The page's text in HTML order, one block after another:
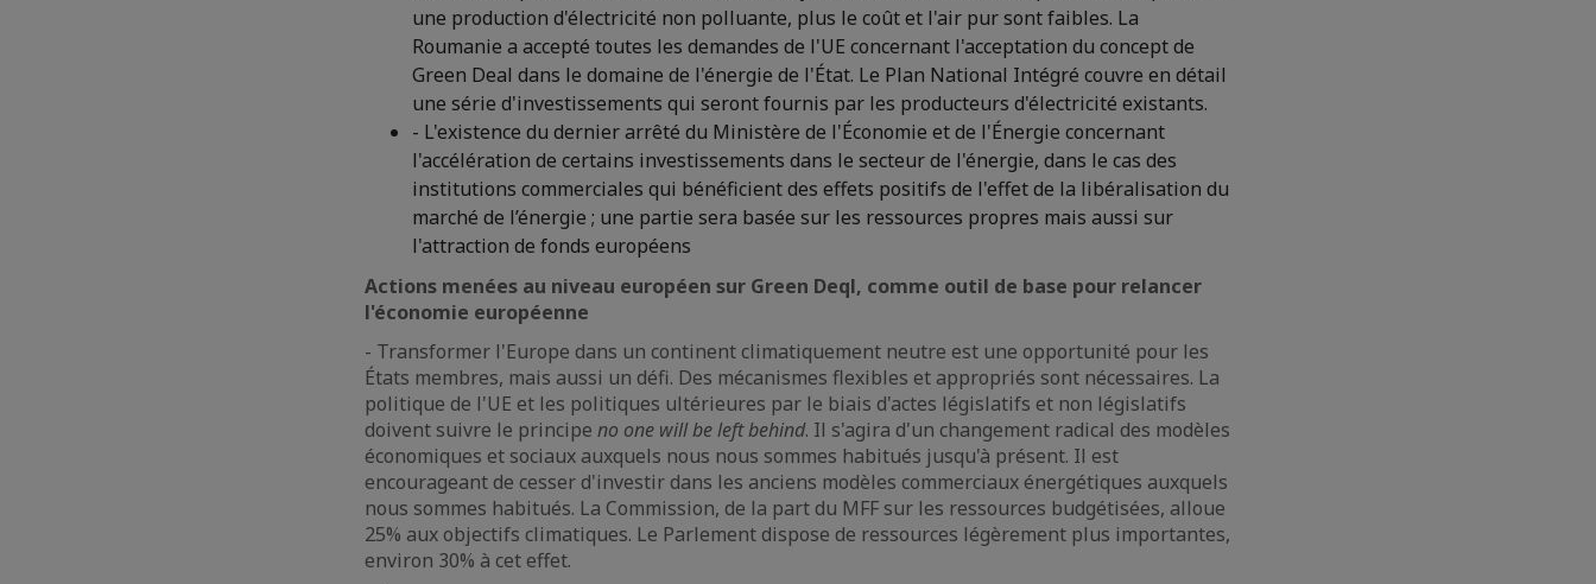
une production d'électricité non polluante, plus le coût et l'air pur sont faibles. La
Roumanie a accepté toutes les demandes de l'UE concernant l'acceptation du concept de
Green Deal dans le domaine de l'énergie de l'État. Le Plan National Intégré couvre en détail
une série d'investissements qui seront fournis par les producteurs d'électricité existants.
- L'existence du dernier arrêté du Ministère de l'Économie et de l'Énergie concernant
l'accélération de certains investissements dans le secteur de l'énergie, dans le cas des
institutions commerciales qui bénéficient des effets positifs de l'effet de la libéralisation du
marché de l’énergie ; une partie sera basée sur les ressources propres mais aussi sur
l'attraction de fonds européens
Actions menées au niveau européen sur Green Deql, comme outil de base pour relancer
l'économie européenne
- Transformer l'Europe dans un continent climatiquement neutre est une opportunité pour les
États membres, mais aussi un défi. Des mécanismes flexibles et appropriés sont nécessaires. La
politique de l'UE et les politiques ultérieures par le biais d'actes législatifs et non législatifs
doivent suivre le principe no one will be left behind. Il s'agira d'un changement radical des modèles
économiques et sociaux auxquels nous nous sommes habitués jusqu'à présent. Il est
encourageant de cesser d'investir dans les anciens modèles commerciaux énergétiques auxquels
nous sommes habitués. La Commission, de la part du MFF sur les ressources budgétisées, alloue
25% aux objectifs climatiques. Le Parlement dispose de ressources légèrement plus importantes,
environ 30% à cet effet.